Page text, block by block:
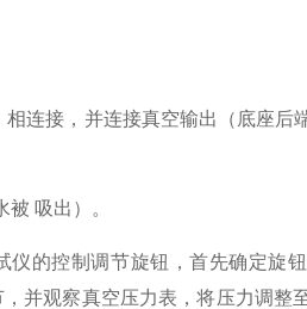
连接，并连接真空输出（底座后
吸出）。
仪的控制调节旋钮，首先确定旋
并观察真空压力表，将压力调整